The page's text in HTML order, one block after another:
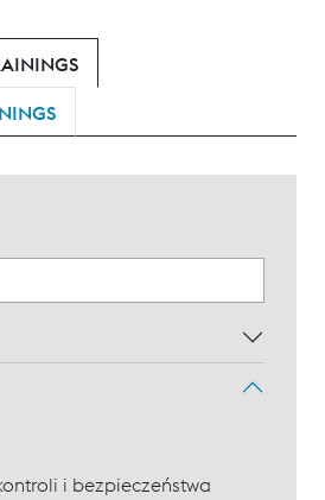
i bezpieczeństwa